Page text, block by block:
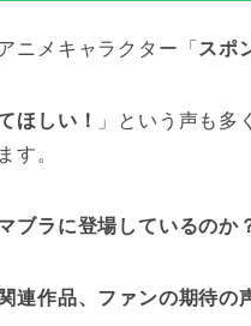
ニメキャラクター「 スポ
ほしい！ 」という声も多
す。
ブラに登場しているのか
連作品、ファンの期待の